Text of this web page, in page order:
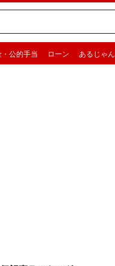
・公的手当 ローン あるじゃん